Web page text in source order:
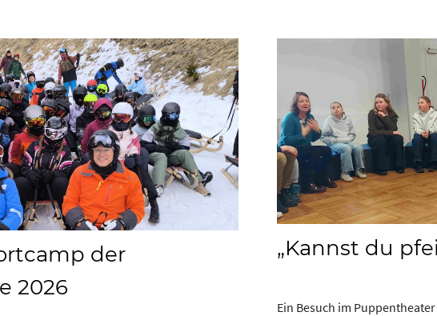
der
2026
„Kannst du
Ein Besuch im